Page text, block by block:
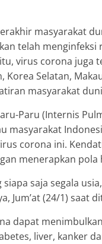
masyarakat
telah
virus corona juga
Korea Selatan,
masyarakat
Paru (Internis
masyarakat
corona ini.
menerapkan
saja segala
Jum’at (24/1) saat
dapat
liver, kanker